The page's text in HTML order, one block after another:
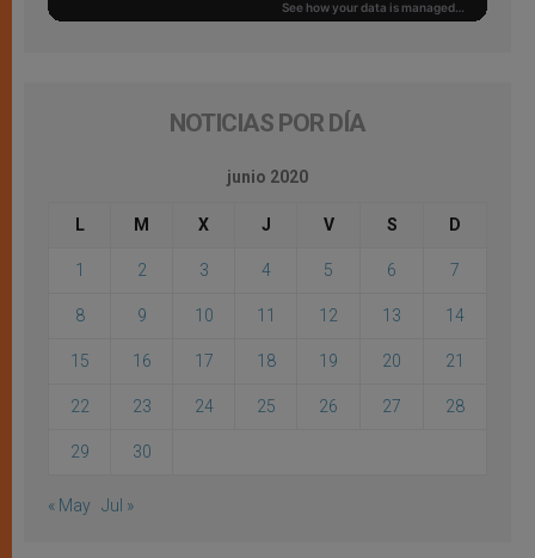
NOTICIAS POR DÍA
junio 2020
L M X J V S D
1 2 3 4 5 6 7
8 9 10 11 12 13 14
15 16 17 18 19 20 21
22 23 24 25 26 27 28
29 30
« May Jul »